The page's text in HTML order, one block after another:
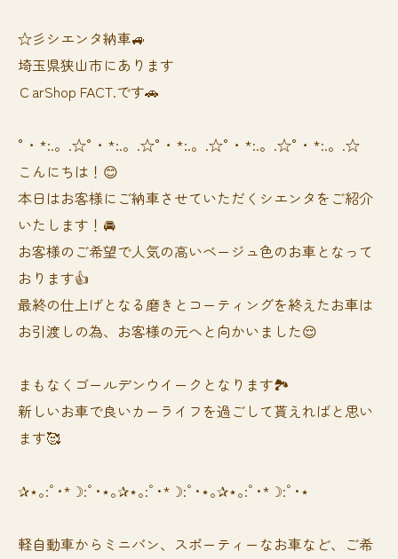
☆彡シエンタ納車🚙
埼玉県狭山市にあります
ＣarShop FACT.です🚗
°・*:.。.☆°・*:.。.☆°・*:.。.☆°・*:.。.☆°・*:.。.☆
こんにちは！😊
本日はお客様にご納車させていただくシエンタをご紹介
いたします！🚘
お客様のご希望で人気の高いベージュ色のお車となって
おります👍
最終の仕上げとなる磨きとコーティングを終えたお車は
お引渡しの為、お客様の元へと向かいました😌
まもなくゴールデンウイークとなります🏞️
新しいお車で良いカーライフを過ごして貰えればと思い
ます🥰
✰⋆｡:ﾟ･*☽:ﾟ･⋆｡✰⋆｡:ﾟ･*☽:ﾟ･⋆｡✰⋆｡:ﾟ･*☽:ﾟ･⋆
軽自動車からミニバン、スポーティーなお車など、ご希